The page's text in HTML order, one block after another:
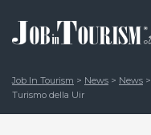
Job In Tourism > News > News >
Turismo della Uir